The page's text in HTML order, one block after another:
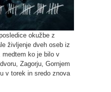
okužbe z
življenje dveh oseb iz
medtem ko je bilo v
Zagorju, Gornjem
v torek in sredo znova